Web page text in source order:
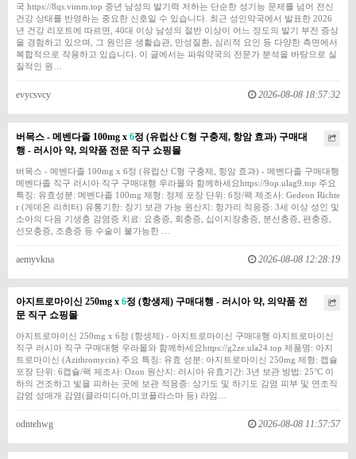
국 https://8qs.vimm.top 중년 남성의 발기력 저하는 단순한 성기능 문제를 넘어 전신
건강 상태를 반영하는 중요한 신호일 수 있습니다. 최근 성인약국에서 발표한 2026
년 건강 리포트에 따르면, 40대 이상 남성의 절반 이상이 어느 정도의 발기 부전 증상
을 경험하고 있으며, 그 원인은 생활습관, 만성질환, 심리적 요인 등 다양한 측면에서
복합적으로 작용하고 있습니다. 이 글에서는 파워약국의 전문가 분석을 바탕으로 실
질적인 원…
evycsvcy 2026-08-08 18:57:32
버목스 - 메벤다졸 100mg x 6정 (유럽산 C형 구충제, 항암 효과) 구매대
행 - 러시아 약, 의약품 전문 직구 쇼핑몰
버목스 - 메벤다졸 100mg x 6정 (유럽산 C형 구충제, 항암 효과) - 메벤다졸 구매대행
메벤다졸 직구 러시아 직구 구매대행 우라몰와 함께하세요https://9op.ulag9.top 주요
특징: 유효성분: 메벤다졸 100mg 제형: 정제 포장 단위: 6정/팩 제조사: Gedeon Richte
r (게데온 리히터) 유통기한: 장기 보관 가능 원산지: 헝가리 적응증: 3세 이상 성인 및
소아의 다음 기생충 감염증 치료: 요충증, 회충증, 십이지장충증, 분선충증, 편충증,
선모충증, 조충증 등 수술이 불가능한 …
aemyvkna 2026-08-08 12:28:19
아지트로마이신 250mg x 6정 (항생제) 구매대행 - 러시아 약, 의약품 전
문 직구 쇼핑몰
아지트로마이신 250mg x 6정 (항생제) - 아지트로마이신 구매대행 아지트로마이신
직구 러시아 직구 구매대행 우라몰와 함께하세요https://g2ze.ula24.top 제품명: 아지
트로마이신 (Azithromycin) 주요 특징: 유효 성분: 아지트로마이신 250mg 제형: 캡슐
포장 단위: 6캡슐/팩 제조사: Ozon 원산지: 러시아 유효기간: 3년 보관 방법: 25°C 이
하의 건조하고 빛을 피하는 곳에 보관 적응증: 상기도 및 하기도 감염 피부 및 연조직
감염 성매개 감염(클라미디아,미코플라스마 등) 라임…
odntehwg 2026-08-08 11:57:57